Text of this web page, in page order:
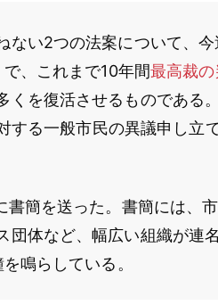
ない2つの法案について、今
、これまで10年間最高裁の
くを復活させるものである
する一般市民の異議申し立
書簡を送った。書簡には、
団体など、幅広い組織が連
鳴らしている。